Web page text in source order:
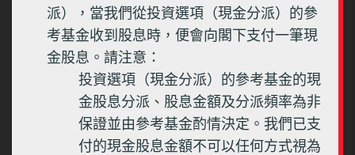
派），當我們從投資選項（現金分派）的參
考基金收到股息時，便會向閣下支付一筆現
金股息。請注意：
投資選項（現金分派）的參考基金的現
金股息分派、股息金額及分派頻率為非
保證並由參考基金酌情決定。我們已支
付的現金股息金額不可以任何方式視為
年度表現 (%)
14.54
9.83